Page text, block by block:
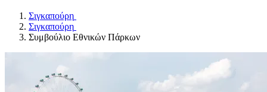
Σιγκαπούρη
Σιγκαπούρη
Συμβούλιο Εθνικών Πάρκων